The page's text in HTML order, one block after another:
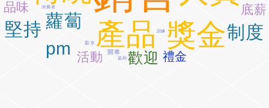
產品 獎金
蘿蔔
pm
堅持 制度
歡迎
品味
活動
底薪
禮金
開車
薪水
消費者
訓練
協助